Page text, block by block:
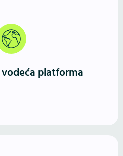
platforma
WordPress. Godinama
i stabilno rešenje — jednako
WooCommerce prodavnice.